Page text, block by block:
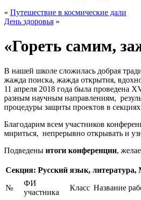
« Путешествие в космические дали
День здоровья »
«Гореть самим,
В нашей школе сложилась добрая
жажда поиска, жажда открытия,
11 апреля 2018 года была проведена
разным научным направлениям,
процедуры защиты проектов в секциях
Благодарим всем участников
мириться, непрерывно открывать и
Подведены итоги конференции,
Секция: Русский язык,
№
ФИ
участника
Класс Название